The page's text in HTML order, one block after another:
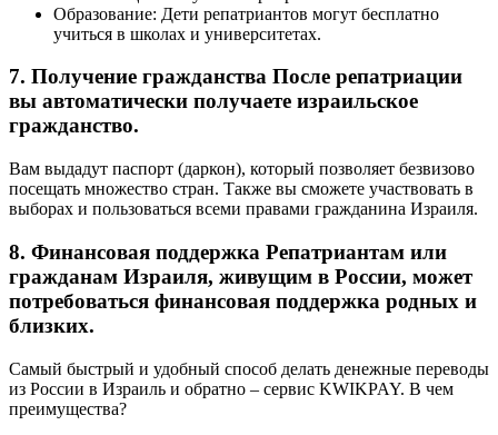
Образование: Дети репатриантов могут бесплатно
учиться в школах и университетах.
7. Получение гражданства После репатриации
вы автоматически получаете израильское
гражданство.
Вам выдадут паспорт (даркон), который позволяет безвизово
посещать множество стран. Также вы сможете участвовать в
выборах и пользоваться всеми правами гражданина Израиля.
8. Финансовая поддержка Репатриантам или
гражданам Израиля, живущим в России, может
потребоваться финансовая поддержка родных и
близких.
Самый быстрый и удобный способ делать денежные переводы
из России в Израиль и обратно – сервис KWIKPAY. В чем
преимущества?